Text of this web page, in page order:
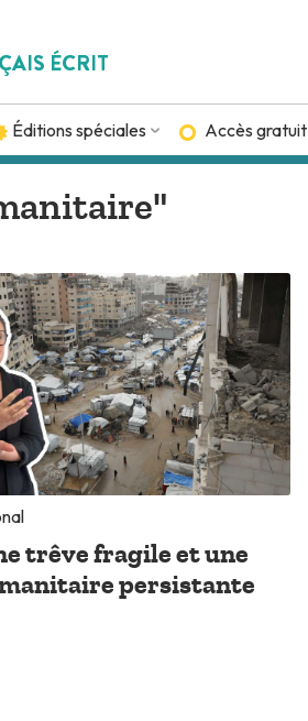
ÉCRIT
Éditions spéciales Accès gratuit
trêve fragile et une
persistante